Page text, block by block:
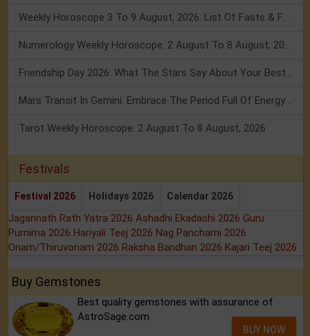
Tarot Weekly Horoscope: 2 August To 8 August, 2026
Festivals
Festival 2026 Holidays 2026 Calendar 2026
Jagannath Rath Yatra 2026 Ashadhi Ekadashi 2026 Guru
Purnima 2026 Hariyali Teej 2026 Nag Panchami 2026
Onam/Thiruvonam 2026 Raksha Bandhan 2026 Kajari Teej 2026
Buy Gemstones
Best quality gemstones with assurance of
AstroSage.com
BUY NOW